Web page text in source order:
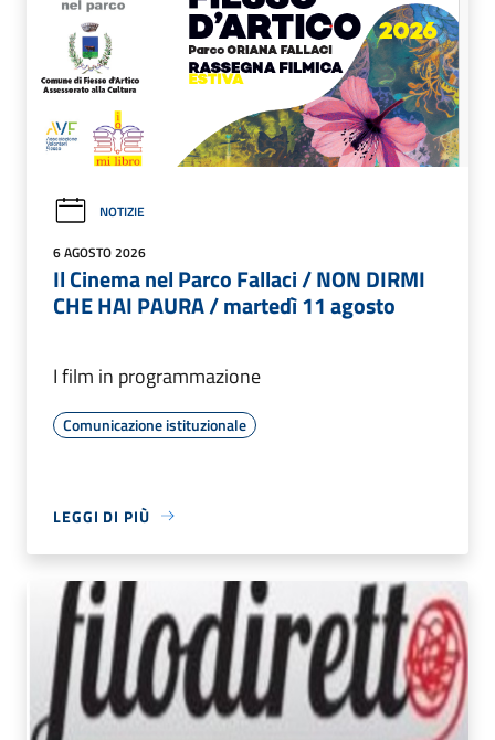
NOTIZIE
6 AGOSTO 2026
Il Cinema nel Parco Fallaci / NON DIRMI
CHE HAI PAURA / martedì 11 agosto
I film in programmazione
Comunicazione istituzionale
LEGGI DI PIÙ